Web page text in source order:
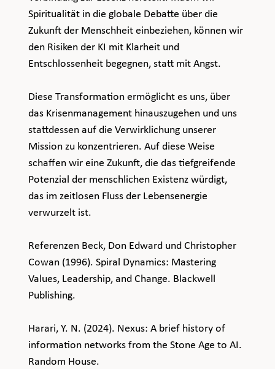
Spiritualität in die globale Debatte über die
Zukunft der Menschheit einbeziehen, können wir
den Risiken der KI mit Klarheit und
Entschlossenheit begegnen, statt mit Angst.
Diese Transformation ermöglicht es uns, über
das Krisenmanagement hinauszugehen und uns
stattdessen auf die Verwirklichung unserer
Mission zu konzentrieren. Auf diese Weise
schaffen wir eine Zukunft, die das tiefgreifende
Potenzial der menschlichen Existenz würdigt,
das im zeitlosen Fluss der Lebensenergie
verwurzelt ist.
Referenzen Beck, Don Edward und Christopher
Cowan (1996). Spiral Dynamics: Mastering
Values, Leadership, and Change. Blackwell
Publishing.
Harari, Y. N. (2024). Nexus: A brief history of
information networks from the Stone Age to AI.
Random House.